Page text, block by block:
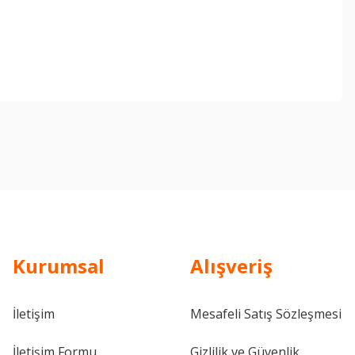
Kurumsal
İletişim
Alışveriş
Mesafeli Satış Sözleşmesi